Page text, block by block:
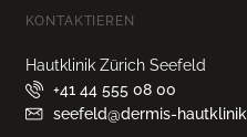
KONTAKTIEREN
Hautklinik Zürich Seefeld
+41 44 555 08 00
seefeld@dermis-